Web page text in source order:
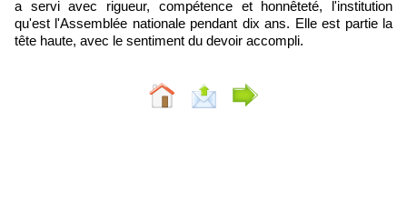
a servi avec rigueur, compétence et honnêteté, l'institution
qu'est l'Assemblée nationale pendant dix ans. Elle est partie la
tête haute, avec le sentiment du devoir accompli.